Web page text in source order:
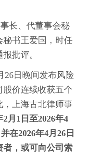
长、代董事会秘
秘书王爱国，时任
批评。
26日晚间发布风险
价连续收获五个
，上海古北律师事
月1日至2026年4
在2026年4月26日
者，或可向公司索